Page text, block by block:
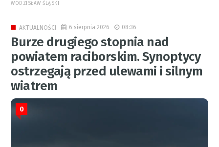
WODZISŁAW ŚLĄSKI
AKTUALNOŚCI 6 sierpnia 2026 08:36
Burze drugiego stopnia nad
powiatem raciborskim. Synoptycy
ostrzegają przed ulewami i silnym
wiatrem
0